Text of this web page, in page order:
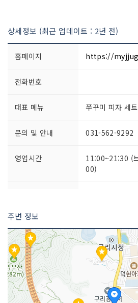
상세정보 (최근 업데이트 : 2년 전)
홈페이지 https://
전화번호
대표 메뉴 쭈꾸미 피자 세트
문의 및 안내 031-562-9292
영업시간
11:00~21:30 (
00)
쉬는날
취급 메뉴
쭈꾸미 피자 세
찜 / 돈까스
인허가번호 20120330092
주변 정보